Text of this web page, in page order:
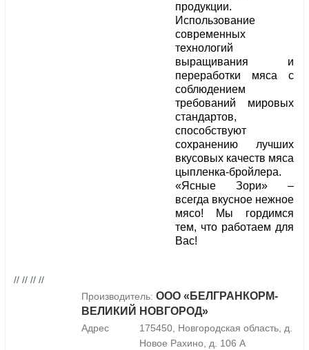
продукции.
Использование
современных
технологий
выращивания и
переработки мяса с
соблюдением
требований мировых
стандартов,
способствуют
сохранению лучших
вкусовых качеств мяса
цыпленка-бройлера.
«Ясные Зори» –
всегда вкусное нежное
мясо! Мы гордимся
тем, что работаем для
Вас!
// // // //
Производитель: ООО «БЕЛГРАНКОРМ-
ВЕЛИКИЙ НОВГОРОД»
Адрес
175450, Новгородская область, д.
Новое Рахино, д. 106 А